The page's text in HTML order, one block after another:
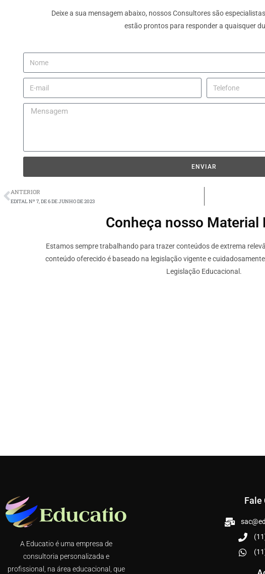
Deixe a sua mensagem abaixo, nossos Consultores são
estão prontos para responder a quaisquer
ENVIAR
ANTERIOR
EDITAL Nº 7, DE 6 DE JUNHO DE 2023
Conheça nosso Material
Estamos sempre trabalhando para trazer conteúdos de extrema
conteúdo oferecido é baseado na legislação vigente e
Legislação Educacional.
A Educatio é uma empresa de
consultoria personalizada e
profissional, na área educacional, que
Fale